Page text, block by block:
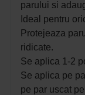
parului si
Ideal pentru
Protejeaza
ridicate.
Se aplica 1-2
Se aplica pe
pe par uscat